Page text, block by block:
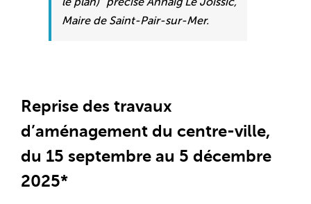
Maire de Saint-Pair-sur-Mer.
Reprise des travaux
d’aménagement du centre-ville,
du 15 septembre au 5 décembre
2025*